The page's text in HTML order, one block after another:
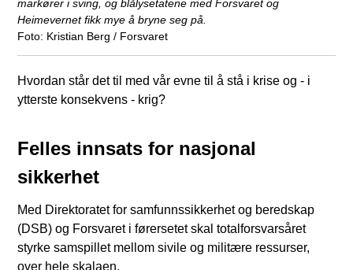
markører i sving, og blålysetatene med Forsvaret og
Heimevernet fikk mye å bryne seg på.
Kristian Berg / Forsvaret
Hvordan står det til med vår evne til å stå i krise og - i
ytterste konsekvens - krig?
Felles innsats for nasjonal
sikkerhet
Med Direktoratet for samfunnssikkerhet og beredskap
(DSB) og Forsvaret i førersetet skal totalforsvarsåret
styrke samspillet mellom sivile og militære ressurser,
over hele skalaen.